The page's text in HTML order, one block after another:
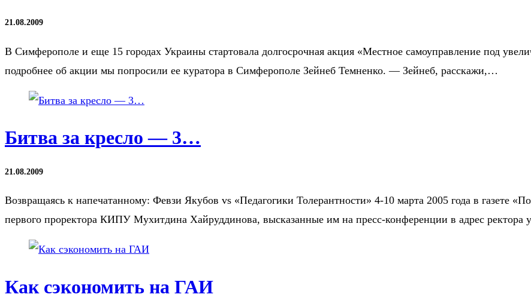
21.08.2009
В Симферополе и еще 15 городах Украины стартовала долгосрочная акция «Местное самоуправление под
подробнее об акции мы попросили ее куратора в Симферополе Зейнеб Темненко. — Зейнеб, расскажи,…
Битва за кресло — 3…
21.08.2009
Возвращаясь к напечатанному: Февзи Якубов vs «Педагогики Толерантности» 4-10 марта 2005 года в газете
первого проректора КИПУ Мухитдина Хайруддинова, высказанные им на пресс-конференции в адрес ректора
Как сэкономить на ГАИ